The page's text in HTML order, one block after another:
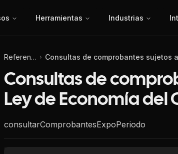
Herramientas Industrias
Referencia de API
Consultas de
Ley de Economía del
consultarComprobantesExpoPeriodo